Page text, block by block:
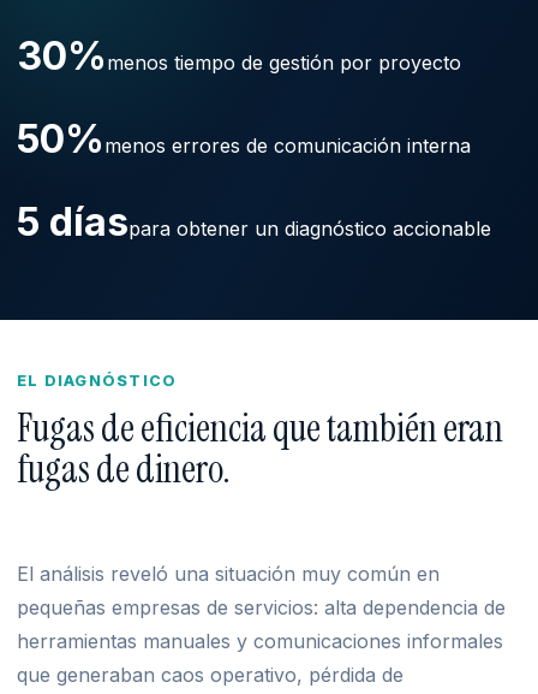
30% menos tiempo de gestión por proyecto
50% menos errores de comunicación interna
5 díaspara obtener un diagnóstico accionable
EL DIAGNÓSTICO
Fugas de eficiencia que también eran
fugas de dinero.
El análisis reveló una situación muy común en
pequeñas empresas de servicios: alta dependencia de
herramientas manuales y comunicaciones informales
que generaban caos operativo, pérdida de